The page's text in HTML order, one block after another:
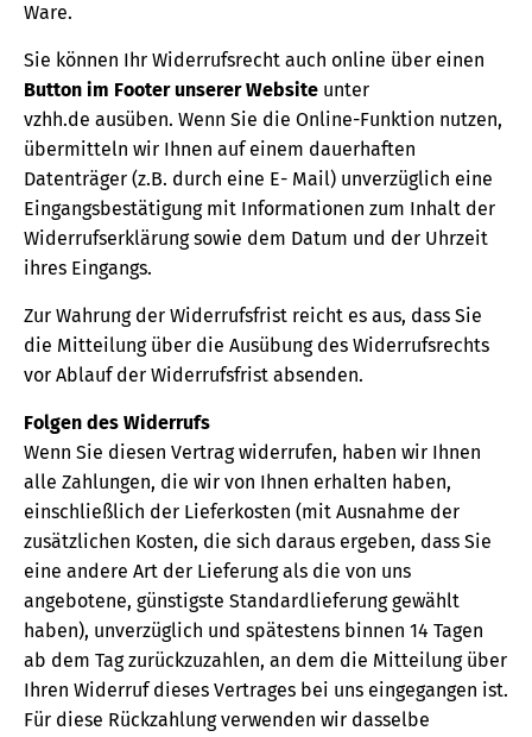
Ware.
Sie können Ihr Widerrufsrecht auch online über einen
Button im Footer unserer Website unter
vzhh.de ausüben. Wenn Sie die Online-Funktion nutzen,
übermitteln wir Ihnen auf einem dauerhaften
Datenträger (z.B. durch eine E- Mail) unverzüglich eine
Eingangsbestätigung mit Informationen zum Inhalt der
Widerrufserklärung sowie dem Datum und der Uhrzeit
ihres Eingangs.
Zur Wahrung der Widerrufsfrist reicht es aus, dass Sie
die Mitteilung über die Ausübung des Widerrufsrechts
vor Ablauf der Widerrufsfrist absenden.
Folgen des Widerrufs
Wenn Sie diesen Vertrag widerrufen, haben wir Ihnen
alle Zahlungen, die wir von Ihnen erhalten haben,
einschließlich der Lieferkosten (mit Ausnahme der
zusätzlichen Kosten, die sich daraus ergeben, dass Sie
eine andere Art der Lieferung als die von uns
angebotene, günstigste Standardlieferung gewählt
haben), unverzüglich und spätestens binnen 14 Tagen
ab dem Tag zurückzuzahlen, an dem die Mitteilung über
Ihren Widerruf dieses Vertrages bei uns eingegangen ist.
Für diese Rückzahlung verwenden wir dasselbe